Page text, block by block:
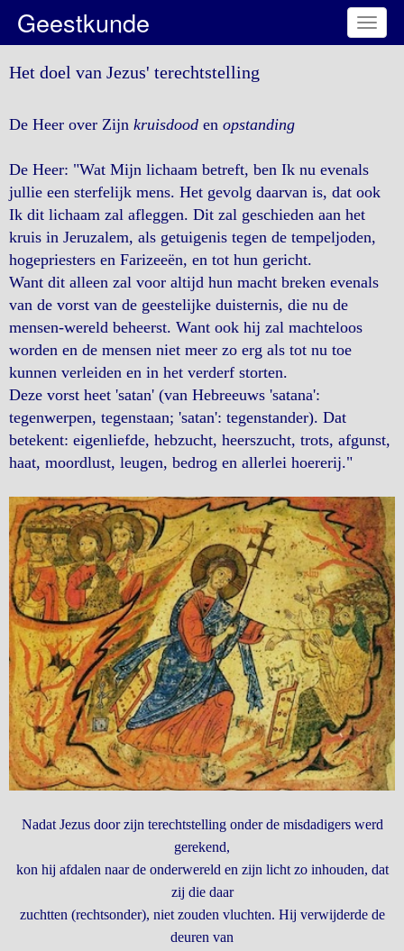
Toggle
Geestkunde
Het doel van Jezus' terechtstelling
De Heer over Zijn kruisdood en opstanding
De Heer: "Wat Mijn lichaam betreft, ben Ik nu evenals
jullie een sterfelijk mens. Het gevolg daarvan is, dat ook
Ik dit lichaam zal afleggen. Dit zal geschieden aan het
kruis in Jeruzalem, als getuigenis tegen de tempeljoden,
hogepriesters en Farizeeën, en tot hun gericht.
Want dit alleen zal voor altijd hun macht breken evenals
van de vorst van de geestelijke duisternis, die nu de
mensen-wereld beheerst. Want ook hij zal machteloos
worden en de mensen niet meer zo erg als tot nu toe
kunnen verleiden en in het verderf storten.
Deze vorst heet 'satan' (van Hebreeuws 'satana':
tegenwerpen, tegenstaan; 'satan': tegenstander). Dat
betekent: eigenliefde, hebzucht, heerszucht, trots, afgunst,
haat, moordlust, leugen, bedrog en allerlei hoererij."
Nadat Jezus door zijn terechtstelling onder de misdadigers werd
gerekend,
kon hij afdalen naar de onderwereld en zijn licht zo inhouden, dat
zij die daar
zuchtten (rechtsonder), niet zouden vluchten. Hij verwijderde de
deuren van